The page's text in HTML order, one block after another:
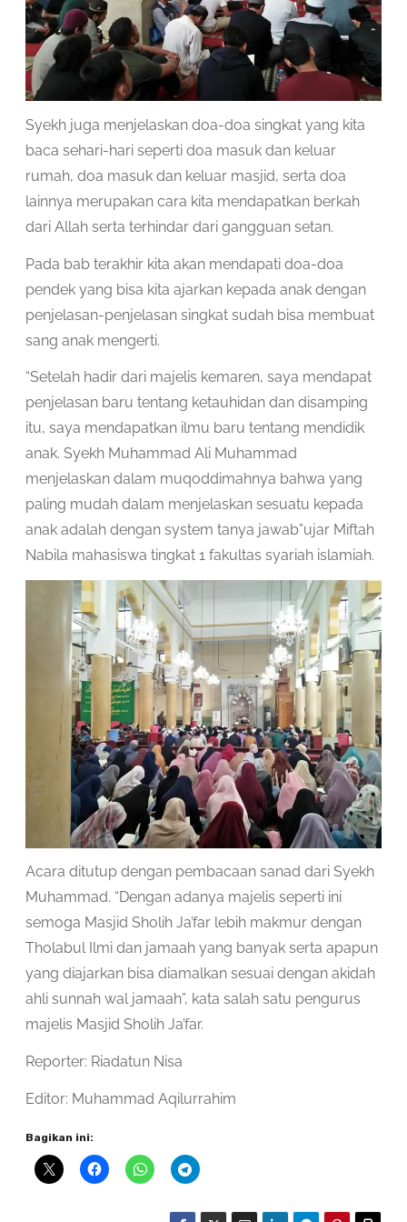
Syekh juga menjelaskan doa-doa singkat yang kita
baca sehari-hari seperti doa masuk dan keluar
rumah, doa masuk dan keluar masjid, serta doa
lainnya merupakan cara kita mendapatkan berkah
dari Allah serta terhindar dari gangguan setan.
Pada bab terakhir kita akan mendapati doa-doa
pendek yang bisa kita ajarkan kepada anak dengan
penjelasan-penjelasan singkat sudah bisa membuat
sang anak mengerti.
“Setelah hadir dari majelis kemaren, saya mendapat
penjelasan baru tentang ketauhidan dan disamping
itu, saya mendapatkan ilmu baru tentang mendidik
anak. Syekh Muhammad Ali Muhammad
menjelaskan dalam muqoddimahnya bahwa yang
paling mudah dalam menjelaskan sesuatu kepada
anak adalah dengan system tanya jawab”ujar Miftah
Nabila mahasiswa tingkat 1 fakultas syariah islamiah.
Acara ditutup dengan pembacaan sanad dari Syekh
Muhammad. “Dengan adanya majelis seperti ini
semoga Masjid Sholih Ja’far lebih makmur dengan
Tholabul Ilmi dan jamaah yang banyak serta apapun
yang diajarkan bisa diamalkan sesuai dengan akidah
ahli sunnah wal jamaah”, kata salah satu pengurus
majelis Masjid Sholih Ja’far.
Reporter: Riadatun Nisa
Editor: Muhammad Aqilurrahim
Bagikan ini: